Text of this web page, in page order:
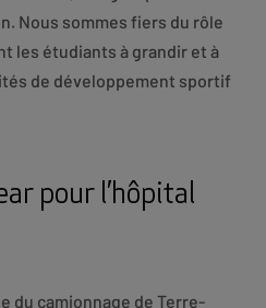
Nous sommes fiers du rôle
les étudiants à grandir et à
de développement sportif
pour l’hôpital
du camionnage de Terre-